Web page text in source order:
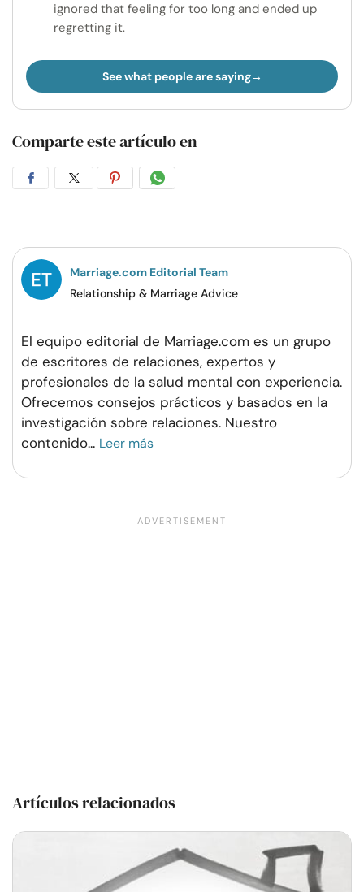
ignored that feeling for too long and ended up
regretting it.
See what people are saying
Comparte este artículo en
CompartirCompartirCompartirCompartir
Marriage.com Editorial Team
Relationship & Marriage Advice
El equipo editorial de Marriage.com es un grupo
de escritores de relaciones, expertos y
profesionales de la salud mental con experiencia.
Ofrecemos consejos prácticos y basados en la
investigación sobre relaciones. Nuestro
contenido... Leer más
Artículos relacionados